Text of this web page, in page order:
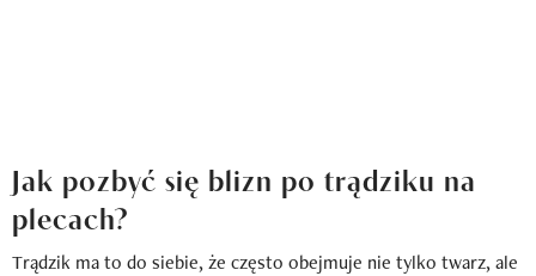
Jak pozbyć się blizn po trądziku na
plecach?
Trądzik ma to do siebie, że często obejmuje nie tylko twarz, ale